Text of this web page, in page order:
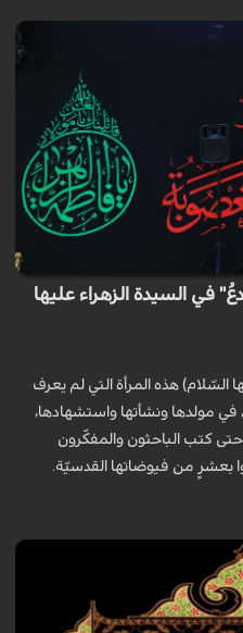
في السيدة الزهراء عليها
السّلام) هذه المرأة التي لم يعرف
في مولدها ونشأتها واستشهادها،
حتى كتب الباحثون والمفكّرون
بعشرٍ من فيوضاتها القدسيّة.